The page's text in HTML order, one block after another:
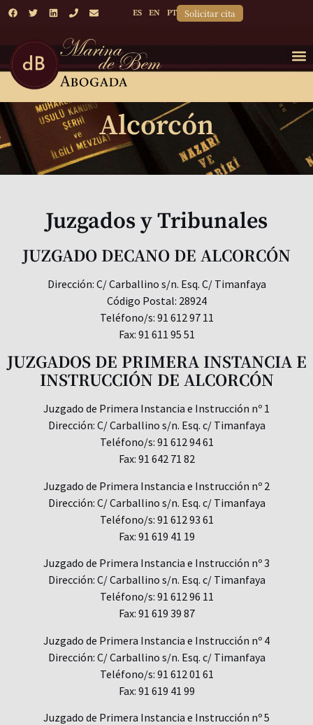
ES EN PT Solicitar cita
Alcorcón
Juzgados y Tribunales
JUZGADO DECANO DE ALCORCÓN
Dirección: C/ Carballino s/n. Esq. C/ Timanfaya
Código Postal: 28924
Teléfono/s: 91 612 97 11
Fax: 91 611 95 51
JUZGADOS DE PRIMERA INSTANCIA E
INSTRUCCIÓN DE ALCORCÓN
Juzgado de Primera Instancia e Instrucción nº 1
Dirección: C/ Carballino s/n. Esq. c/ Timanfaya
Teléfono/s: 91 612 94 61
Fax: 91 642 71 82
Juzgado de Primera Instancia e Instrucción nº 2
Dirección: C/ Carballino s/n. Esq. c/ Timanfaya
Teléfono/s: 91 612 93 61
Fax: 91 619 41 19
Juzgado de Primera Instancia e Instrucción nº 3
Dirección: C/ Carballino s/n. Esq. c/ Timanfaya
Teléfono/s: 91 612 96 11
Fax: 91 619 39 87
Juzgado de Primera Instancia e Instrucción nº 4
Dirección: C/ Carballino s/n. Esq. c/ Timanfaya
Teléfono/s: 91 612 01 61
Fax: 91 619 41 99
Juzgado de Primera Instancia e Instrucción nº 5